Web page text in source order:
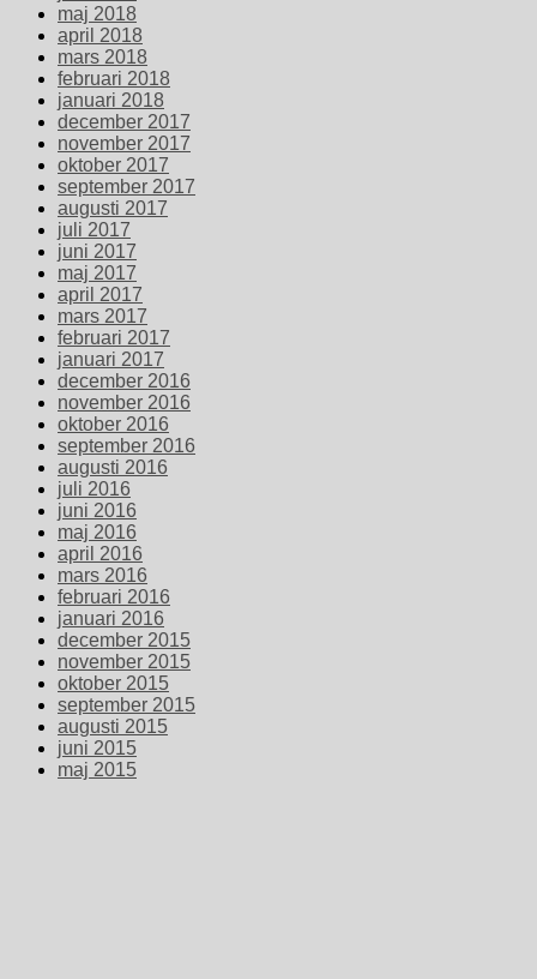
maj 2018
april 2018
mars 2018
februari 2018
januari 2018
december 2017
november 2017
oktober 2017
september 2017
augusti 2017
juli 2017
juni 2017
maj 2017
april 2017
mars 2017
februari 2017
januari 2017
december 2016
november 2016
oktober 2016
september 2016
augusti 2016
juli 2016
juni 2016
maj 2016
april 2016
mars 2016
februari 2016
januari 2016
december 2015
november 2015
oktober 2015
september 2015
augusti 2015
juni 2015
maj 2015